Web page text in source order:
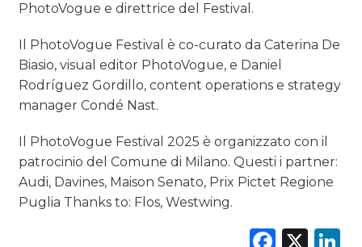
PhotoVogue e direttrice del Festival.
Il PhotoVogue Festival è co-curato da Caterina De
Biasio, visual editor PhotoVogue, e Daniel
Rodríguez Gordillo, content operations e strategy
manager Condé Nast.
Il PhotoVogue Festival 2025 è organizzato con il
patrocinio del Comune di Milano. Questi i partner:
Audi, Davines, Maison Senato, Prix Pictet Regione
Puglia Thanks to: Flos, Westwing.